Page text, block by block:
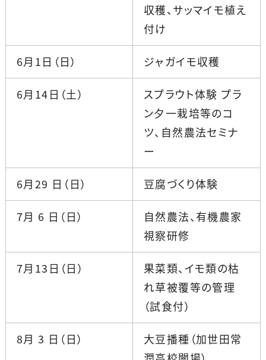
収穫、サッマイモ植え
付け
6月1日（日） ジャガイモ収穫
6月14日（土）
スプラウト体験 プラ
ン夕一栽培等のコ
ツ、自然農法セミナ
ー
6月29 日（日） 豆腐づくり体験
7月 6 日（日）
自然農法、有機農家
視察研修
7月13日（日）
果菜類、イモ類の枯
れ草被覆等の管理
（試食付）
8月 3 日（日）
大豆播種（加世田常